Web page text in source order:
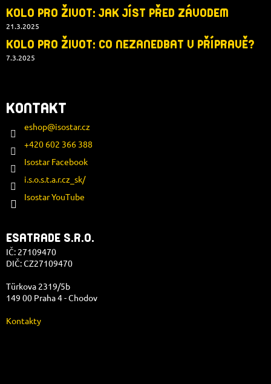
KOLO PRO ŽIVOT: JAK JÍST PŘED ZÁVODEM
21.3.2025
KOLO PRO ŽIVOT: CO NEZANEDBAT V PŘÍPRAVĚ?
7.3.2025
KONTAKT
eshop@isostar.cz
+420 602 366 388
Isostar Facebook
i.s.o.s.t.a.r.cz_sk/
Isostar YouTube
ESATRADE S.R.O.
IČ: 27109470
DIČ: CZ27109470
Türkova 2319/5b
149 00 Praha 4 - Chodov
Kontakty